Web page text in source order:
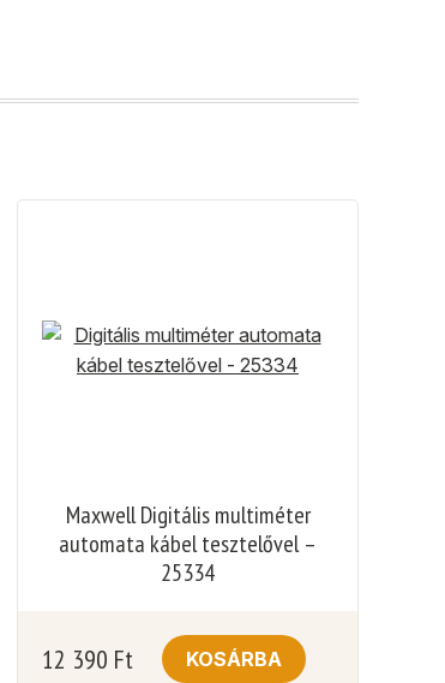
Maxwell Digitális multiméter
automata kábel tesztelővel –
25334
12 390 Ft KOSÁRBA